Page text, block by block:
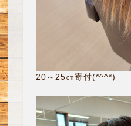
20～25㎝寄付(*^^*)